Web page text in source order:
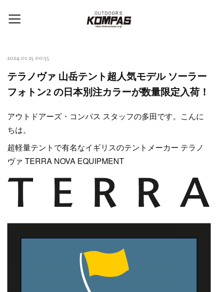
2024.01.25 00:55
テラノヴァ 山岳テント超人気モデル ソーラー
フォトン2 の日本別注カラーが数量限定入荷！
アウトドアーズ・コンパス スタッフの多田です。こんに
ちは。
超軽量テントで有名なイギリスのテントメーカー テラノ
ヴァ TERRA NOVA EQUIPMENT